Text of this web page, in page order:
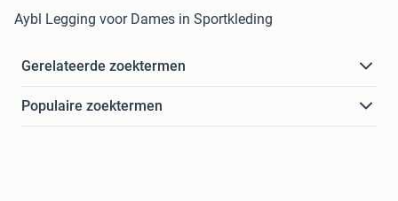
Aybl Legging voor Dames in Sportkleding
Gerelateerde zoektermen
Populaire zoektermen